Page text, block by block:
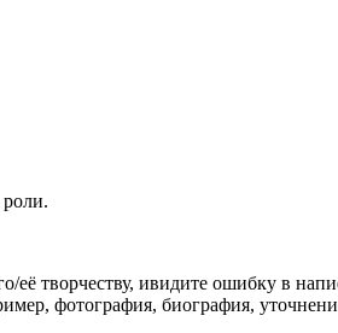
творчеству, ивидите ошибку в
фотография, биография,